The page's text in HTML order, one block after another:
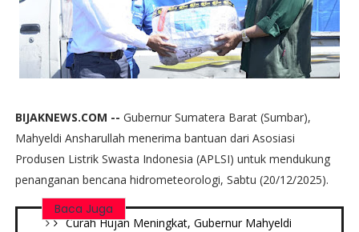
BIJAKNEWS.COM -- Gubernur Sumatera Barat (Sumbar),
Mahyeldi Ansharullah menerima bantuan dari Asosiasi
Produsen Listrik Swasta Indonesia (APLSI) untuk mendukung
penanganan bencana hidrometeorologi, Sabtu (20/12/2025).
Baca Juga
Curah Hujan Meningkat, Gubernur Mahyeldi